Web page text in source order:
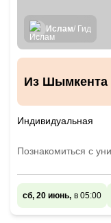
Ислам/ Гид
Из Шымкента
Индивидуальная
Познакомиться с
сб, 20 июнь, в 05:00